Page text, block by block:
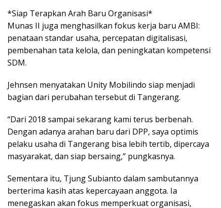
*Siap Terapkan Arah Baru Organisasi*
Munas II juga menghasilkan fokus kerja baru AMBI:
penataan standar usaha, percepatan digitalisasi,
pembenahan tata kelola, dan peningkatan kompetensi
SDM.
Jehnsen menyatakan Unity Mobilindo siap menjadi
bagian dari perubahan tersebut di Tangerang.
“Dari 2018 sampai sekarang kami terus berbenah.
Dengan adanya arahan baru dari DPP, saya optimis
pelaku usaha di Tangerang bisa lebih tertib, dipercaya
masyarakat, dan siap bersaing,” pungkasnya.
Sementara itu, Tjung Subianto dalam sambutannya
berterima kasih atas kepercayaan anggota. Ia
menegaskan akan fokus memperkuat organisasi,